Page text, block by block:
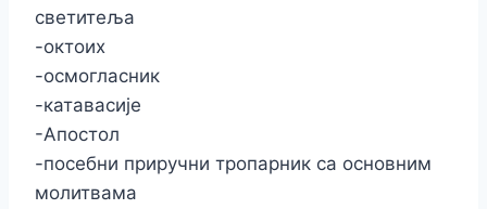
светитеља
-октоих
-осмогласник
-катавасије
-Апостол
-посебни приручни тропарник са основним
молитвама